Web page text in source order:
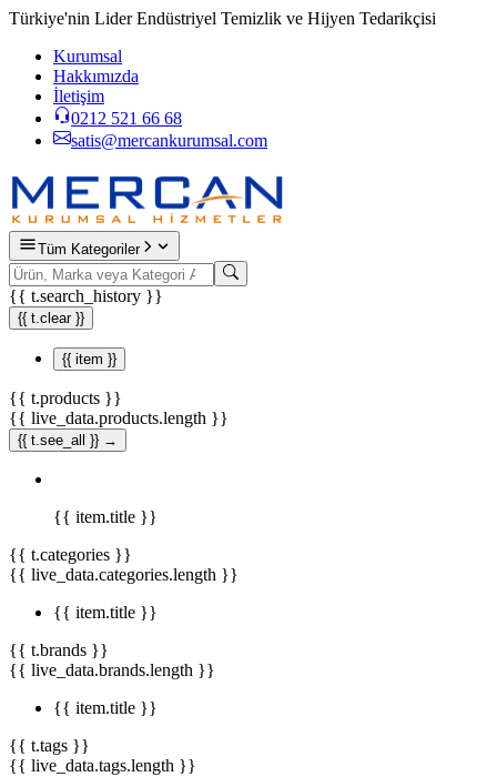
Türkiye'nin Lider Endüstriyel Temizlik ve Hijyen Tedarikçisi
Kurumsal
Hakkımızda
İletişim
0212 521 66 68
satis@mercankurumsal.com
Tüm Kategoriler
{{ t.search_history }}
{{ t.clear }}
{{ item }}
{{ t.products }}
{{ live_data.products.length }}
{{ t.see_all }} →
{{ item.title }}
{{ t.categories }}
{{ live_data.categories.length }}
{{ item.title }}
{{ t.brands }}
{{ live_data.brands.length }}
{{ item.title }}
{{ t.tags }}
{{ live_data.tags.length }}